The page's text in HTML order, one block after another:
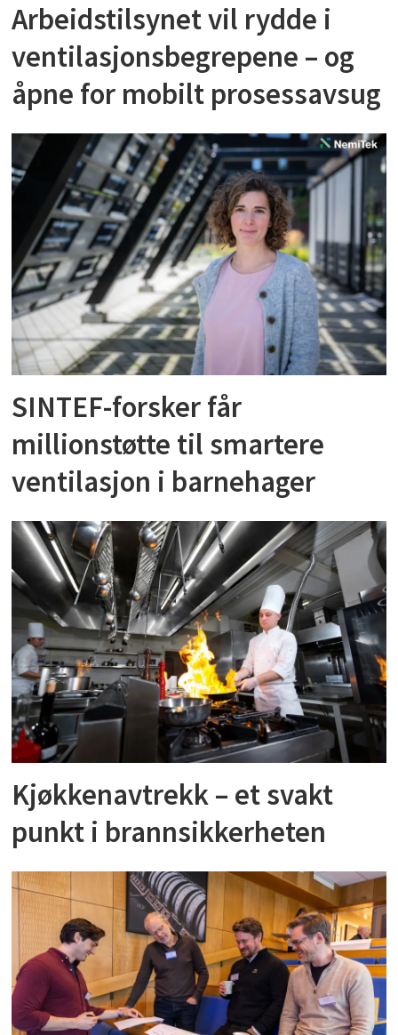
Arbeidstilsynet vil rydde i
ventilasjonsbegrepene – og
åpne for mobilt prosessavsug
SINTEF-forsker får
millionstøtte til smartere
ventilasjon i barnehager
Kjøkkenavtrekk – et svakt
punkt i brannsikkerheten